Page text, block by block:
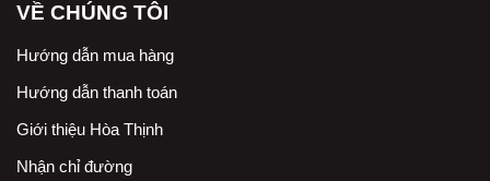
VỀ CHÚNG TÔI
Hướng dẫn mua hàng
Hướng dẫn thanh toán
Giới thiệu Hòa Thịnh
Nhận chỉ đường